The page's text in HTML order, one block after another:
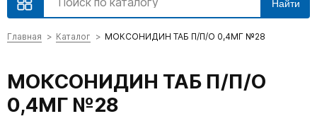
Найти
Главная Каталог МОКСОНИДИН ТАБ П/П/О 0,4МГ №28
МОКСОНИДИН ТАБ П/П/О
0,4МГ №28